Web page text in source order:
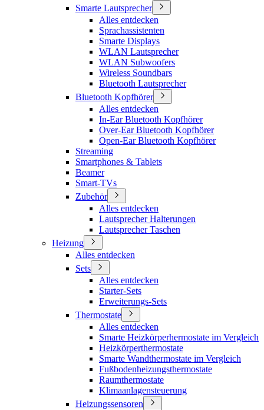
Smarte Lautsprecher
Alles entdecken
Sprachassistenten
Smarte Displays
WLAN Lautsprecher
WLAN Subwoofers
Wireless Soundbars
Bluetooth Lautsprecher
Bluetooth Kopfhörer
Alles entdecken
In-Ear Bluetooth Kopfhörer
Over-Ear Bluetooth Kopfhörer
Open-Ear Bluetooth Kopfhörer
Streaming
Smartphones & Tablets
Beamer
Smart-TVs
Zubehör
Alles entdecken
Lautsprecher Halterungen
Lautsprecher Taschen
Heizung
Alles entdecken
Sets
Alles entdecken
Starter-Sets
Erweiterungs-Sets
Thermostate
Alles entdecken
Smarte Heizkörperhermostate im Vergleich
Heizkörperthermostate
Smarte Wandthermostate im Vergleich
Fußbodenheizungsthermostate
Raumthermostate
Klimaanlagensteuerung
Heizungssensoren